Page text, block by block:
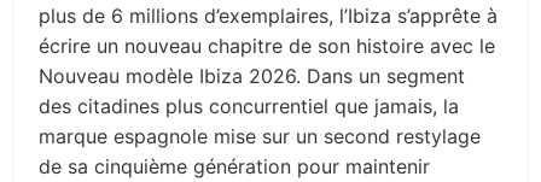
plus de 6 millions d’exemplaires, l’Ibiza s’apprête à
écrire un nouveau chapitre de son histoire avec le
Nouveau modèle Ibiza 2026. Dans un segment
des citadines plus concurrentiel que jamais, la
marque espagnole mise sur un second restylage
de sa cinquième génération pour maintenir